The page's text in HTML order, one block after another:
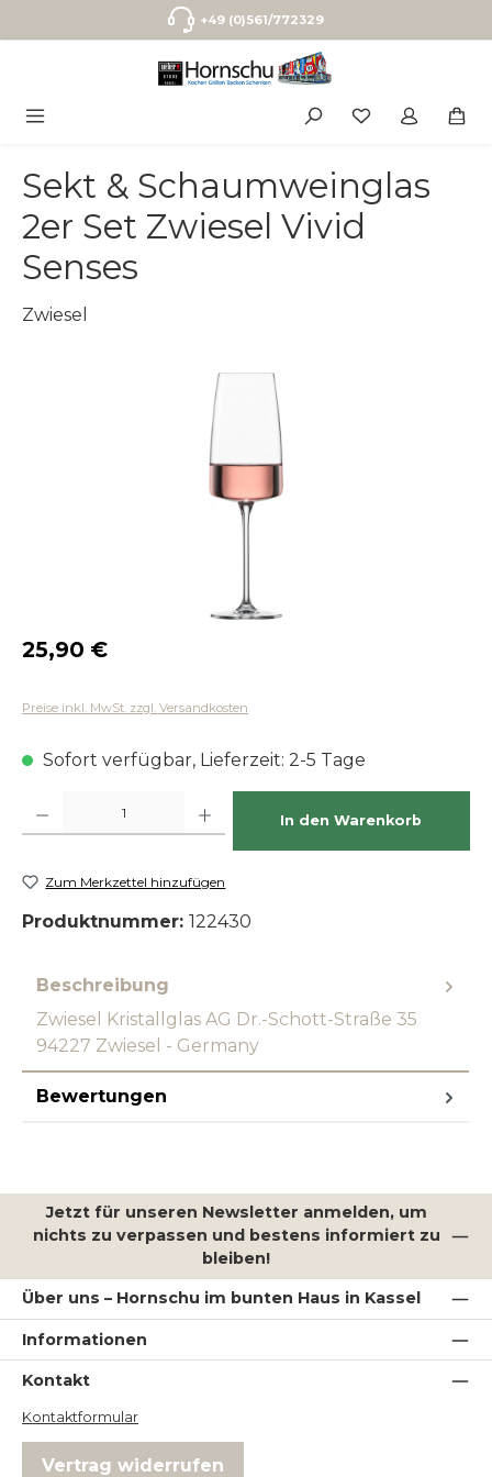
Zum Hauptinhalt springen+49 (0)561/772329
Sekt & Schaumweinglas
2er Set Zwiesel Vivid
Senses
Zwiesel
Bildergalerie überspringen
Regulärer Preis:
25,90 €
Preise inkl. MwSt. zzgl. Versandkosten
Sofort verfügbar, Lieferzeit: 2-5 Tage
In den Warenkorb
Zum Merkzettel hinzufügen
Produktnummer: 122430
Beschreibung
Zwiesel Kristallglas AG Dr.-Schott-Straße 35
94227 Zwiesel - Germany
Bewertungen
Jetzt für unseren Newsletter anmelden, um
nichts zu verpassen und bestens informiert zu
bleiben!
Über uns – Hornschu im bunten Haus in Kassel
Informationen
Kontakt
Kontaktformular
Vertrag widerrufen